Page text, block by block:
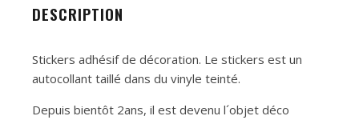
DESCRIPTION
Stickers adhésif de décoration. Le stickers est un
autocollant taillé dans du vinyle teinté.
Depuis bientôt 2ans, il est devenu l´objet déco